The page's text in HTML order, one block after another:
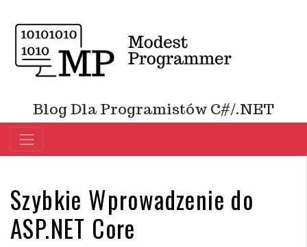
Blog Dla Programistów C#/.NET
Szybkie Wprowadzenie do
ASP.NET Core